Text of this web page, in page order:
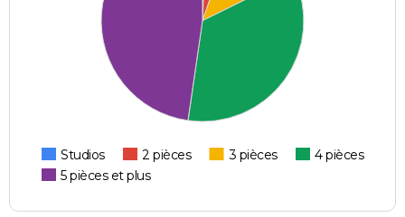
Studios 2 pièces 3 pièces
4 pièces
5 pièces et plus